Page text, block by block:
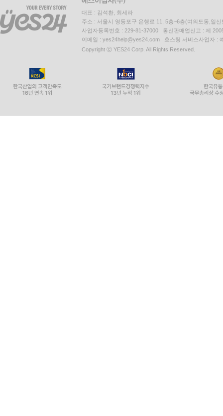
대표 : 김석환, 최세라
주소 : 서울시 영등포구 은행로 11, 5층~6층(여의도동,일신
사업자등록번호 : 229-81-37000 통신판매업신고 : 제
이메일 : yes24help@yes24.com 호스팅 서비스사업자 :
Copyright ⓒ YES24 Corp. All Rights Reserved.